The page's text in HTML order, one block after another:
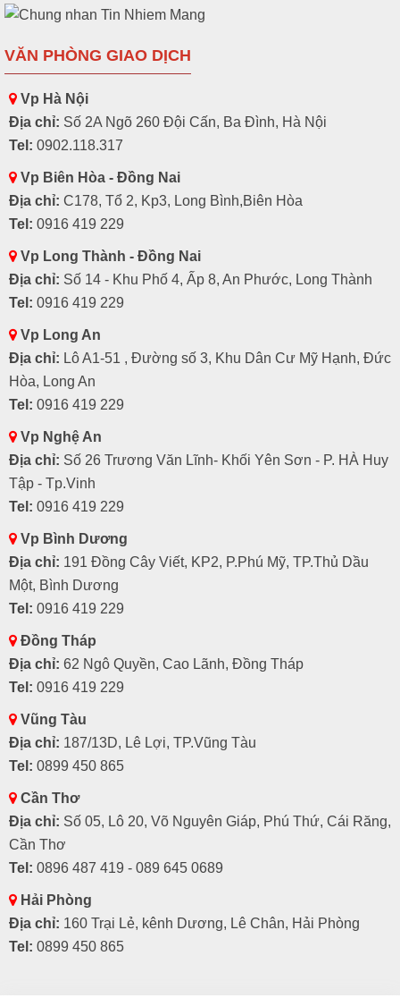
VĂN PHÒNG GIAO DỊCH
Vp Hà Nội
Địa chỉ: Số 2A Ngõ 260 Đội Cấn, Ba Đình, Hà Nội
Tel: 0902.118.317
Vp Biên Hòa - Đồng Nai
Địa chỉ: C178, Tổ 2, Kp3, Long Bình,Biên Hòa
Tel: 0916 419 229
Vp Long Thành - Đồng Nai
Địa chỉ: Số 14 - Khu Phố 4, Ấp 8, An Phước, Long Thành
Tel: 0916 419 229
Vp Long An
Địa chỉ: Lô A1-51 , Đường số 3, Khu Dân Cư Mỹ Hạnh, Đức
Hòa, Long An
Tel: 0916 419 229
Vp Nghệ An
Địa chỉ: Số 26 Trương Văn Lĩnh- Khối Yên Sơn - P. HÀ Huy
Tập - Tp.Vinh
Tel: 0916 419 229
Vp Bình Dương
Địa chỉ: 191 Đồng Cây Viết, KP2, P.Phú Mỹ, TP.Thủ Dầu
Một, Bình Dương
Tel: 0916 419 229
Đồng Tháp
Địa chỉ: 62 Ngô Quyền, Cao Lãnh, Đồng Tháp
Tel: 0916 419 229
Vũng Tàu
Địa chỉ: 187/13D, Lê Lợi, TP.Vũng Tàu
Tel: 0899 450 865
Cần Thơ
Địa chỉ: Số 05, Lô 20, Võ Nguyên Giáp, Phú Thứ, Cái Răng,
Cần Thơ
Tel: 0896 487 419 - 089 645 0689
Hải Phòng
Địa chỉ: 160 Trại Lẻ, kênh Dương, Lê Chân, Hải Phòng
Tel: 0899 450 865